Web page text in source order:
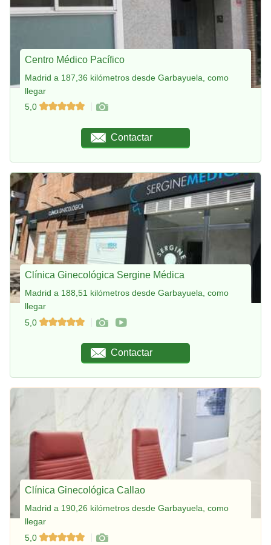
Centro Médico Pacífico
Madrid a 187,36 kilómetros desde Garbayuela, como
llegar
5,0
Contactar
Clínica Ginecológica Sergine Médica
Madrid a 188,51 kilómetros desde Garbayuela, como
llegar
5,0
Contactar
Clínica Ginecológica Callao
Madrid a 190,26 kilómetros desde Garbayuela, como
llegar
5,0